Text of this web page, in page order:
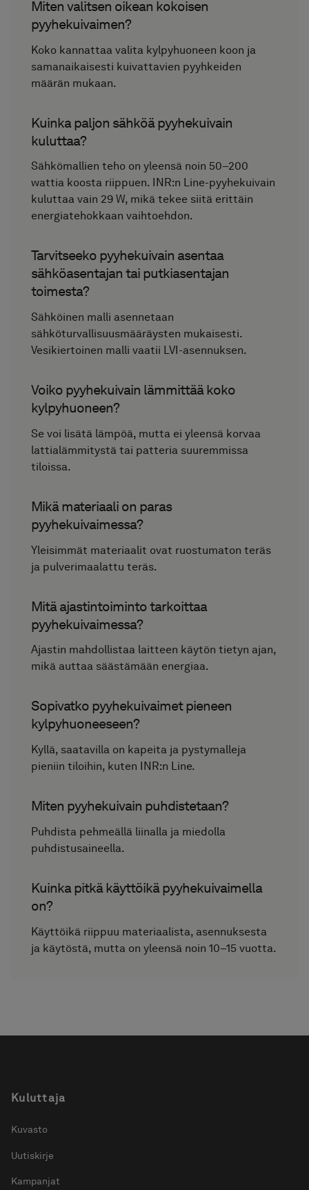
Miten valitsen oikean kokoisen
pyyhekuivaimen?
Koko kannattaa valita kylpyhuoneen koon ja
samanaikaisesti kuivattavien pyyhkeiden
määrän mukaan.
Kuinka paljon sähköä pyyhekuivain
kuluttaa?
Sähkömallien teho on yleensä noin 50–200
wattia koosta riippuen. INR:n Line-pyyhekuivain
kuluttaa vain 29 W, mikä tekee siitä erittäin
energiatehokkaan vaihtoehdon.
Tarvitseeko pyyhekuivain asentaa
sähköasentajan tai putkiasentajan
toimesta?
Sähköinen malli asennetaan
sähköturvallisuusmääräysten mukaisesti.
Vesikiertoinen malli vaatii LVI-asennuksen.
Voiko pyyhekuivain lämmittää koko
kylpyhuoneen?
Se voi lisätä lämpöä, mutta ei yleensä korvaa
lattialämmitystä tai patteria suuremmissa
tiloissa.
Mikä materiaali on paras
pyyhekuivaimessa?
Yleisimmät materiaalit ovat ruostumaton teräs
ja pulverimaalattu teräs.
Mitä ajastintoiminto tarkoittaa
pyyhekuivaimessa?
Ajastin mahdollistaa laitteen käytön tietyn ajan,
mikä auttaa säästämään energiaa.
Sopivatko pyyhekuivaimet pieneen
kylpyhuoneeseen?
Kyllä, saatavilla on kapeita ja pystymalleja
pieniin tiloihin, kuten INR:n Line.
Miten pyyhekuivain puhdistetaan?
Puhdista pehmeällä liinalla ja miedolla
puhdistusaineella.
Kuinka pitkä käyttöikä pyyhekuivaimella
on?
Käyttöikä riippuu materiaalista, asennuksesta
ja käytöstä, mutta on yleensä noin 10–15 vuotta.
Kuluttaja
Kuvasto
Uutiskirje
Kampanjat